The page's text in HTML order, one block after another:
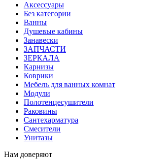
Аксессуары
Без категории
Ванны
Душевые кабины
Занавески
ЗАПЧАСТИ
ЗЕРКАЛА
Карнизы
Коврики
Мебель для ванных комнат
Модули
Полотенцесушители
Раковины
Сантехарматура
Смесители
Унитазы
Нам доверяют